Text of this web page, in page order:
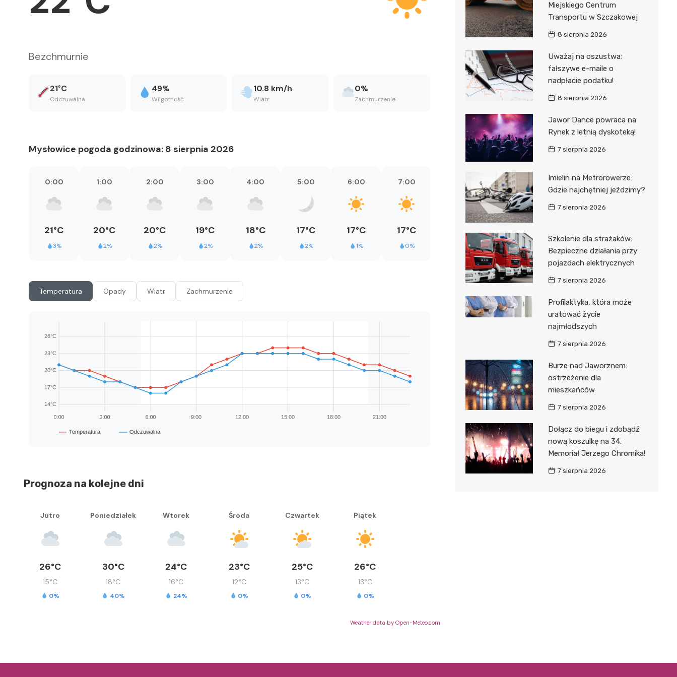
Kościół Najświętszego
Serca Pana Jezusa
robotnicze Nikiszowiec w
Katowicach
Bezchmurnie
21°C
Odczuwalna
49%
Wilgotność
10.8 km/h
Wiatr
0%
Zachmurzenie
Mysłowice pogoda godzinowa: 8 sierpnia 2026
0:00
21°C
3%
1:00
20°C
2%
2:00
20°C
2%
3:00
19°C
2%
4:00
18°C
2%
5:00
17°C
2%
6:00
17°C
1%
7:00
17°C
0%
8:00
18°C
9:00
19°C
1%
10:00 11:00
Temperatura Opady Wiatr Zachmurzenie
Prognoza na kolejne dni
Jutro
26°C
15°C
0%
Poniedziałek
30°C
18°C
40%
Wtorek
24°C
16°C
24%
Środa
23°C
12°C
0%
Czwartek
25°C
13°C
0%
Piątek
26°C
13°C
0%
Weather data by Open-Meteo.com
Miejskiego Centrum
Transportu w Szczakowej
8 sierpnia 2026
Uważaj na oszustwa:
fałszywe e-maile o
nadpłacie podatku!
8 sierpnia 2026
Jawor Dance powraca na
Rynek z letnią dyskoteką!
7 sierpnia 2026
Imielin na Metrorowerze:
Gdzie najchętniej jeździmy?
7 sierpnia 2026
Szkolenie dla strażaków:
Bezpieczne działania przy
pojazdach elektrycznych
7 sierpnia 2026
Profilaktyka, która może
uratować życie
najmłodszych
7 sierpnia 2026
Burze nad Jaworznem:
ostrzeżenie dla
mieszkańców
7 sierpnia 2026
Dołącz do biegu i zdobądź
nową koszulkę na 34.
Memoriał Jerzego Chromika!
7 sierpnia 2026